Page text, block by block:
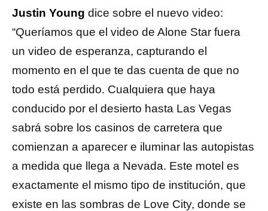
Justin Young dice sobre el nuevo video:
“Queríamos que el video de Alone Star fuera
un video de esperanza, capturando el
momento en el que te das cuenta de que no
todo está perdido. Cualquiera que haya
conducido por el desierto hasta Las Vegas
sabrá sobre los casinos de carretera que
comienzan a aparecer e iluminar las autopistas
a medida que llega a Nevada. Este motel es
exactamente el mismo tipo de institución, que
existe en las sombras de Love City, donde se